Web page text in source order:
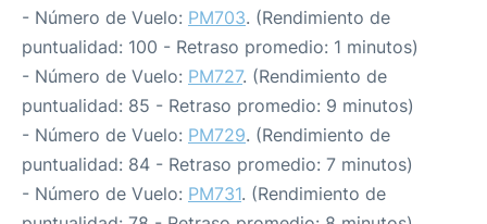
- Número de Vuelo: PM703. (Rendimiento de
puntualidad: 100 - Retraso promedio: 1 minutos)
- Número de Vuelo: PM727. (Rendimiento de
puntualidad: 85 - Retraso promedio: 9 minutos)
- Número de Vuelo: PM729. (Rendimiento de
puntualidad: 84 - Retraso promedio: 7 minutos)
- Número de Vuelo: PM731. (Rendimiento de